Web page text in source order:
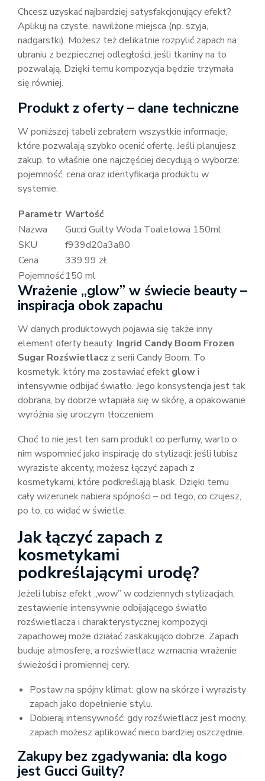
Chcesz uzyskać najbardziej satysfakcjonujący efekt?
Aplikuj na czyste, nawilżone miejsca (np. szyja,
nadgarstki). Możesz też delikatnie rozpylić zapach na
ubraniu z bezpiecznej odległości, jeśli tkaniny na to
pozwalają. Dzięki temu kompozycja będzie trzymała
się równiej.
Produkt z oferty – dane techniczne
W poniższej tabeli zebrałem wszystkie informacje,
które pozwalają szybko ocenić ofertę. Jeśli planujesz
zakup, to właśnie one najczęściej decydują o wyborze:
pojemność, cena oraz identyfikacja produktu w
systemie.
Parametr Wartość
Nazwa
Gucci Guilty Woda Toaletowa 150ml
SKU
f939d20a3a80
Cena
339.99 zł
Pojemność150 ml
Wrażenie „glow” w świecie beauty –
inspiracja obok zapachu
W danych produktowych pojawia się także inny
element oferty beauty: Ingrid Candy Boom Frozen
Sugar Rozświetlacz z serii Candy Boom. To
kosmetyk, który ma zostawiać efekt glowi
intensywnie odbijać światło. Jego konsystencja jest tak
dobrana, by dobrze wtapiała się w skórę, a opakowanie
wyróżnia się uroczym tłoczeniem.
Choć to nie jest ten sam produkt co perfumy, warto o
nim wspomnieć jako inspirację do stylizacji: jeśli lubisz
wyraziste akcenty, możesz łączyć zapach z
kosmetykami, które podkreślają blask. Dzięki temu
cały wizerunek nabiera spójności – od tego, co czujesz,
po to, co widać w świetle.
Jak łączyć zapach z
kosmetykami
podkreślającymi urodę?
Jeżeli lubisz efekt „wow” w codziennych stylizacjach,
zestawienie intensywnie odbijającego światło
rozświetlacza i charakterystycznej kompozycji
zapachowej może działać zaskakująco dobrze. Zapach
buduje atmosferę, a rozświetlacz wzmacnia wrażenie
świeżości i promiennej cery.
Postaw na spójny klimat: glow na skórze i wyrazisty
zapach jako dopełnienie stylu.
Dobieraj intensywność: gdy rozświetlacz jest mocny,
zapach możesz aplikować nieco bardziej oszczędnie.
Zakupy bez zgadywania: dla kogo
jest Gucci Guilty?